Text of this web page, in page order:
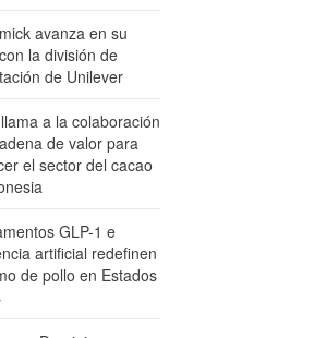
avanza en su
la división de
de Unilever
a la colaboración
de valor para
el sector del cacao
GLP-1 e
artificial redefinen
de pollo en Estados